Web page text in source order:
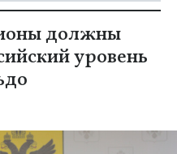
должны
уровень